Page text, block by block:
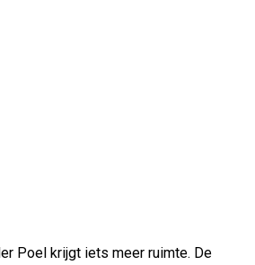
Poel krijgt iets meer ruimte. De